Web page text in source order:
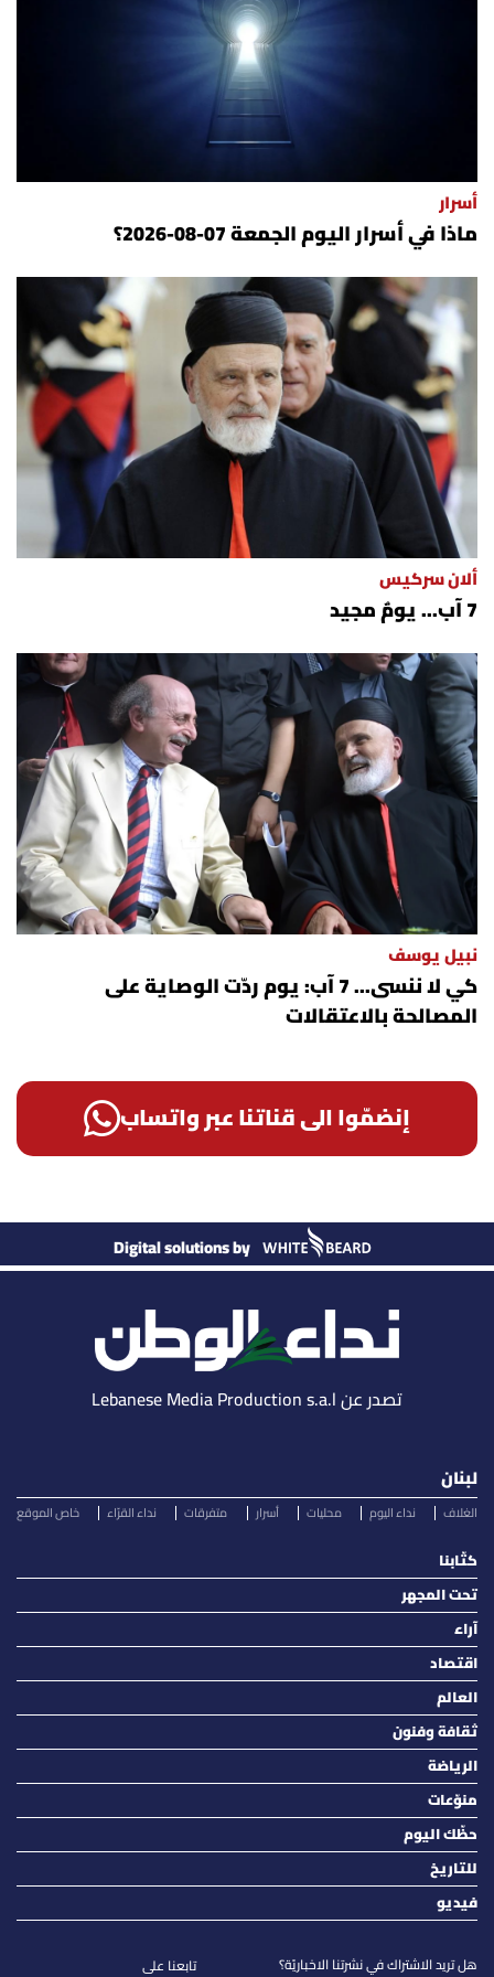
للتاريخ
فيديو
من نحن
للتواصل معنا
شروط الاستخدام
شروط الإشتراك
أسرار
ماذا في أسرار اليوم الجمعة 07-08-2026؟
ألان سركيس
7 آب... يومٌ مجيد
نبيل يوسف
كي لا ننسى... 7 آب: يوم ردّت الوصاية على
المصالحة بالاعتقالات
إنضمّوا الى قناتنا عبر واتساب
Digital solutions by
تصدر عن Lebanese Media Production s.a.l
لبنان
الغلاف نداء اليوم محليات أسرار متفرقات نداء القرّاء خاص الموقع
كتّابنا
تحت المجهر
آراء
اقتصاد
العالم
ثقافة وفنون
الرياضة
منوّعات
حظّك اليوم
للتاريخ
فيديو
هل تريد الاشتراك في نشرتنا الاخباريّة؟ تابعنا على